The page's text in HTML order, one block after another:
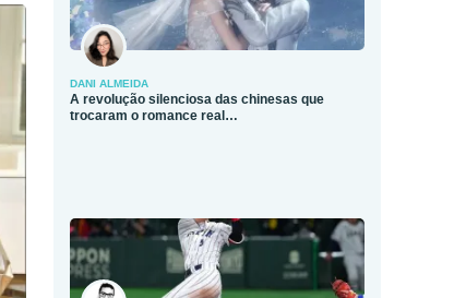
DANI ALMEIDA
A revolução silenciosa das chinesas que
trocaram o romance real…